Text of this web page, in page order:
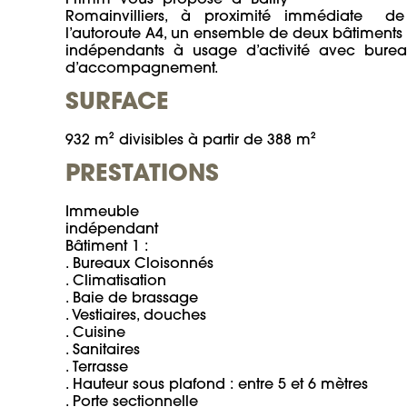
Romainvilliers,   à   proximité   immédiate     de
l’autoroute A4, un ensemble de deux bâtiments
indépendants  à  usage  d’activité  avec
d’accompagnement.
SURFACE
932 m² divisibles à partir de 388 m²
PRESTATIONS
Immeuble
indépendant
Bâtiment 1 :
. Bureaux Cloisonnés
. Climatisation
. Baie de brassage
. Vestiaires, douches
. Cuisine
. Sanitaires
. Terrasse
. Hauteur sous plafond : entre 5 et 6 mètres
. Porte sectionnelle